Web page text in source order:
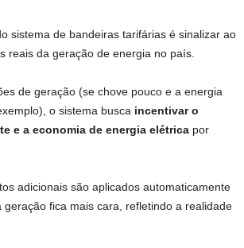
sistema de bandeiras tarifárias é sinalizar ao
reais da geração de energia no país.
de geração (se chove pouco e a energia
o sistema busca incentivar o
e a economia de energia elétrica por
adicionais são aplicados automaticamente
geração fica mais cara, refletindo a realidade